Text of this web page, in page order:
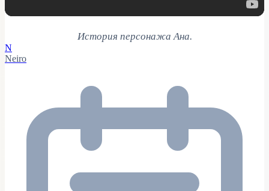
История персонажа Ана.
N
Neiro